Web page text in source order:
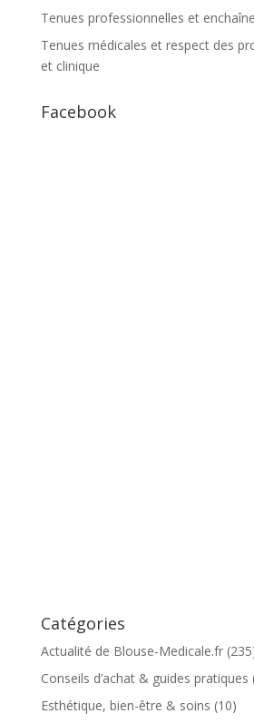
Tenues professionnelles et
Tenues médicales et respect des
et clinique
Facebook
Catégories
Actualité de Blouse-Medicale.fr
Conseils d’achat & guides pratiques
Esthétique, bien-être & soins (10)